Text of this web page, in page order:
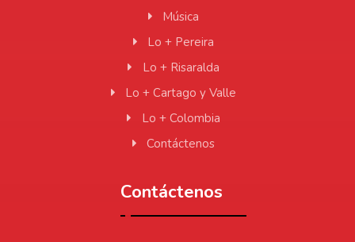
Música
Lo + Pereira
Lo + Risaralda
Lo + Cartago y Valle
Lo + Colombia
Contáctenos
Contáctenos